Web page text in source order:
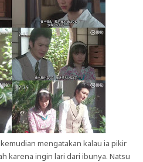
mengatakan kalau ia pikir
karena ingin lari dari ibunya. Natsu